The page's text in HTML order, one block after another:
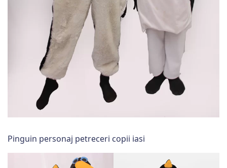
Pinguin personaj petreceri copii iasi